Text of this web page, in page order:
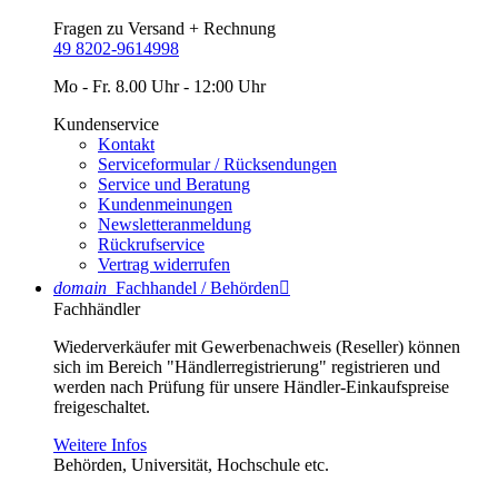
Fragen zu Versand + Rechnung
49 8202-9614998
Mo - Fr. 8.00 Uhr - 12:00 Uhr
Kundenservice
Kontakt
Serviceformular / Rücksendungen
Service und Beratung
Kundenmeinungen
Newsletteranmeldung
Rückrufservice
Vertrag widerrufen
domain Fachhandel / Behörden
Fachhändler
Wiederverkäufer mit Gewerbenachweis (Reseller) können
sich im Bereich "Händlerregistrierung" registrieren und
werden nach Prüfung für unsere Händler-Einkaufspreise
freigeschaltet.
Weitere Infos
Behörden, Universität, Hochschule etc.